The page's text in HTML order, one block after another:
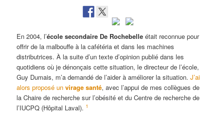
En 2004, l’école secondaire De Rochebelle était reconnue pour
offrir de la malbouffe à la cafétéria et dans les machines
distributrices. À la suite d’un texte d’opinion publié dans les
quotidiens où je dénonçais cette situation, le directeur de l’école,
Guy Dumais, m’a demandé de l’aider à améliorer la situation.J’ai
alors proposé unvirage santé, avec l’appui de mes collègues de
la Chaire de recherche sur l’obésité et du Centre de recherche de
l’IUCPQ (Hôpital Laval). 1